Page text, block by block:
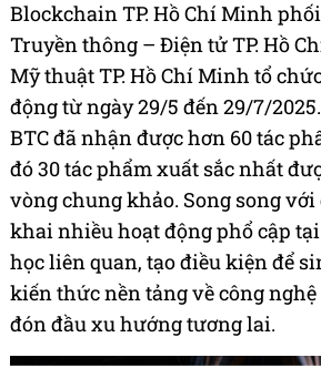
Blockchain TP. Hồ Chí Minh
Truyền thông – Điện tử TP. Hồ
Mỹ thuật TP. Hồ Chí Minh tổ
động từ ngày 29/5 đến 29/7/
BTC đã nhận được hơn 60 tác
đó 30 tác phẩm xuất sắc nhất
vòng chung khảo. Song song
khai nhiều hoạt động phổ cập
học liên quan, tạo điều kiện để
kiến thức nền tảng về công
đón đầu xu hướng tương lai.